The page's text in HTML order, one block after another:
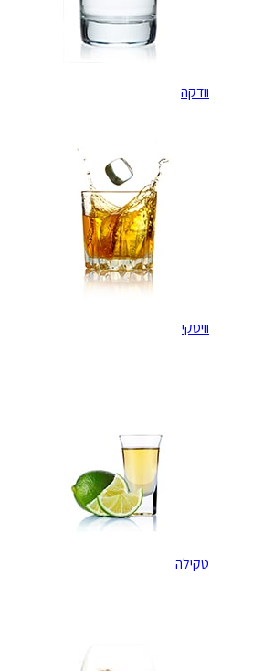
וודקה
וויסקי
טקילה